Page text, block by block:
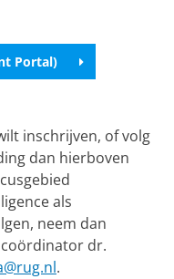
Portal)
inschrijven, of volg
dan hierboven
als
neem dan
dr.
.